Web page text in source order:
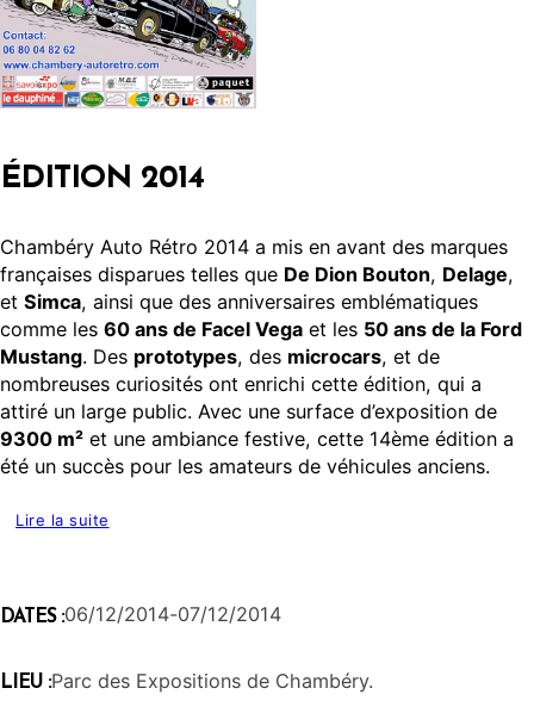
ÉDITION 2014
Chambéry Auto Rétro 2014 a mis en avant des marques
françaises disparues telles que De Dion Bouton, Delage,
et Simca, ainsi que des anniversaires emblématiques
comme les 60 ans de Facel Vega et les 50 ans de la Ford
Mustang. Des prototypes, des microcars, et de
nombreuses curiosités ont enrichi cette édition, qui a
attiré un large public. Avec une surface d’exposition de
9300 m² et une ambiance festive, cette 14ème édition a
été un succès pour les amateurs de véhicules anciens.
Lire la suite
DATES :06/12/2014-07/12/2014
LIEU :Parc des Expositions de Chambéry.